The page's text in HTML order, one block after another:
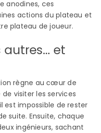
anodines, ces
actions du plateau et
plateau de joueur.
autres… et
règne au cœur de
de visiter les services
est impossible de rester
suite. Ensuite, chaque
ingénieurs, sachant